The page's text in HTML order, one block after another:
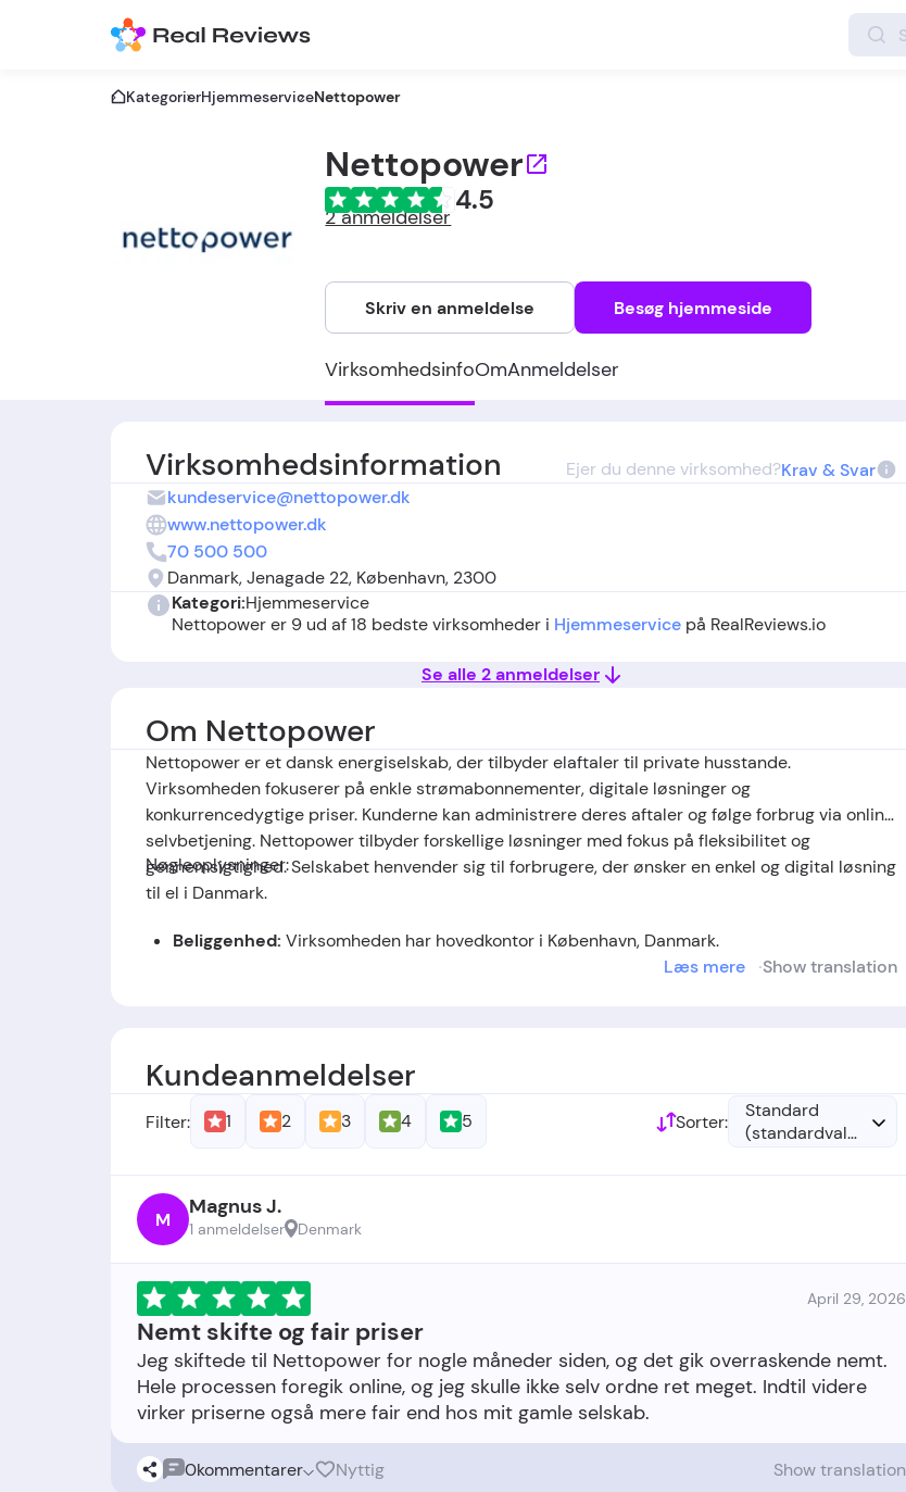
KategorierHjemmeserviceNettopower
Nettopower
4.5
2 anmeldelser
Skriv en anmeldelse Besøg hjemmeside
VirksomhedsinfoOmAnmeldelser
Virksomhedsinformation Ejer du denne virksomhed?Krav & Svar
kundeservice@nettopower.dk
www.nettopower.dk
70 500 500
Danmark, Jenagade 22, København, 2300
Kategori:Hjemmeservice
Nettopower er 9 ud af 18 bedste virksomheder i Hjemmeservice på RealReviews.io
Se alle 2 anmeldelser
Om Nettopower
Nettopower er et dansk energiselskab, der tilbyder elaftaler til private husstande.
Virksomheden fokuserer på enkle strømabonnementer, digitale løsninger og
konkurrencedygtige priser. Kunderne kan administrere deres aftaler og følge forbrug via online
selvbetjening. Nettopower tilbyder forskellige løsninger med fokus på fleksibilitet og
gennemsigtighed. Selskabet henvender sig til forbrugere, der ønsker en enkel og digital løsning
til el i Danmark.
Nøgleoplysninger:
Beliggenhed: Virksomheden har hovedkontor i København, Danmark.
Læs mere Show translation
Kundeanmeldelser
Sorter:
Standard
(standardvalg)
Filter: 1 2 3 4 5
M Magnus J.
1 anmeldelser Denmark
April 29, 2026
Nemt skifte og fair priser
Jeg skiftede til Nettopower for nogle måneder siden, og det gik overraskende nemt.
Hele processen foregik online, og jeg skulle ikke selv ordne ret meget. Indtil videre
0kommentarer Nyttig Show translation